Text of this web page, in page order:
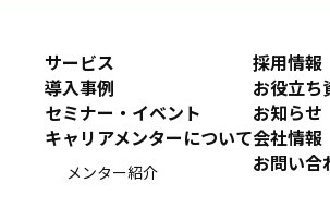
サービス
導入事例
セミナー・イベント
キャリアメンターについて
メンター紹介
採用情報
お役立ち
お知らせ
会社情報
お問い合